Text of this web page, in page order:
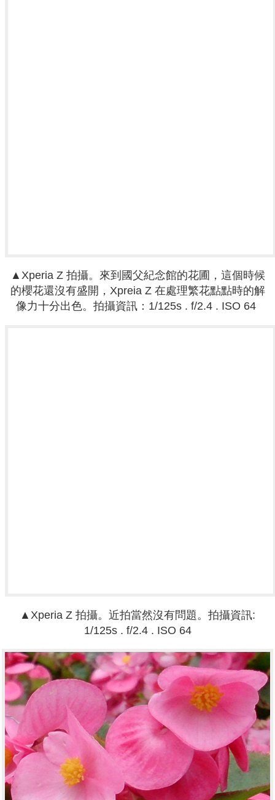
▲ Xperia Z拍攝。 來到國父紀念館的花圃，這個時候
的櫻花還沒有盛開，Xpreia Z 在處理繁花點點時的解
像力十分出色。 拍攝資訊 ： 1/125s . f/2.4 . ISO 64
▲ Xperia Z 拍攝。 近拍當然沒有問題。 拍攝資訊:
1/125s . f/2.4 . ISO 64